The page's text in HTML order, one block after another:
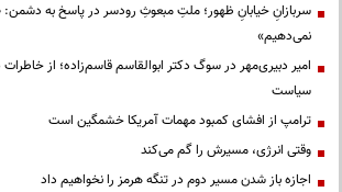
سربازانِ خیابانِ ظهور؛ ملتِ مبعوثِ رودسر در پاسخ به دشمن:
نمی‌دهیم»
امیر دبیری‌مهر در سوگ دکتر ابوالقاسم قاسم‌زاده؛ از
سیاست
ترامپ از افشای کمبود مهمات آمریکا خشمگین است
وقتی انرژی، مسیرش را گم می‌کند
اجازه باز شدن مسیر دوم در تنگه هرمز را نخواهیم داد